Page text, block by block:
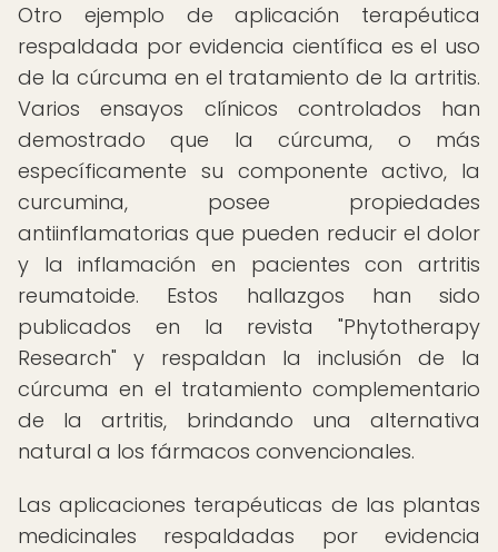
Otro ejemplo de aplicación terapéutica
respaldada por evidencia científica es el uso
de la cúrcuma en el tratamiento de la artritis.
Varios ensayos clínicos controlados han
demostrado que la cúrcuma, o más
específicamente su componente activo, la
curcumina, posee propiedades
antiinflamatorias que pueden reducir el dolor
y la inflamación en pacientes con artritis
reumatoide. Estos hallazgos han sido
publicados en la revista "Phytotherapy
Research" y respaldan la inclusión de la
cúrcuma en el tratamiento complementario
de la artritis, brindando una alternativa
natural a los fármacos convencionales.
Las aplicaciones terapéuticas de las plantas
medicinales respaldadas por evidencia